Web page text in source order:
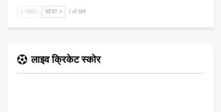
PREV NEXT 1 of 569
लाइव क्रिकेट स्कोर